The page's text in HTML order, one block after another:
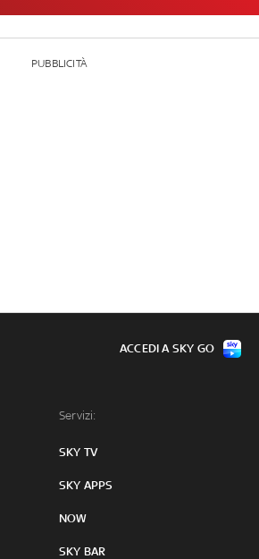
PUBBLICITÀ
Servizi:
SKY TV
SKY APPS
NOW
SKY BAR
ACCEDI A SKY GO